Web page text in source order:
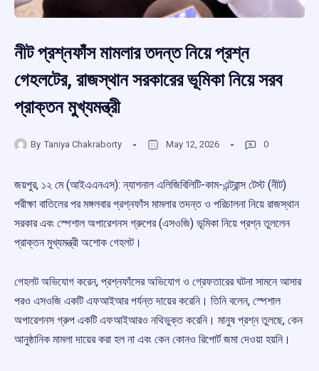
নীট প্রশ্নফাঁস মামলার তদন্ত নিয়ে প্রশ্ন
গেহলটের, রাজস্থান সরকারের ভূমিকা নিয়ে সরব
প্রাক্তন মুখ্যমন্ত্রী
By Taniya Chakraborty May 12, 2026 0
জয়পুর, ১২ মে (আইএএনএস): ন্যাশনাল এলিজিবিলিটি-কাম-এন্ট্রান্স টেস্ট (নীট)
পরীক্ষা বাতিলের পর মঙ্গলবার প্রশ্নফাঁস মামলার তদন্ত ও পরিচালনা নিয়ে রাজস্থান
সরকার এবং স্পেশাল অপারেশনস গ্রুপের (এসওজি) ভূমিকা নিয়ে প্রশ্ন তুললেন
প্রাক্তন মুখ্যমন্ত্রী অশোক গেহলট।
গেহলট অভিযোগ করেন, প্রশ্নফাঁসের অভিযোগ ও গ্রেফতারের ঘটনা সামনে আসার
পরও এসওজি একটি এফআইআর পর্যন্ত দায়ের করেনি। তিনি বলেন, স্পেশাল
অপারেশনস গ্রুপ একটি এফআইআরও নথিভুক্ত করেনি। মানুষ প্রশ্ন তুলছে, কেন
আনুষ্ঠানিক মামলা দায়ের করা হল না এবং কেন কোনও রিপোর্ট জমা দেওয়া হয়নি।